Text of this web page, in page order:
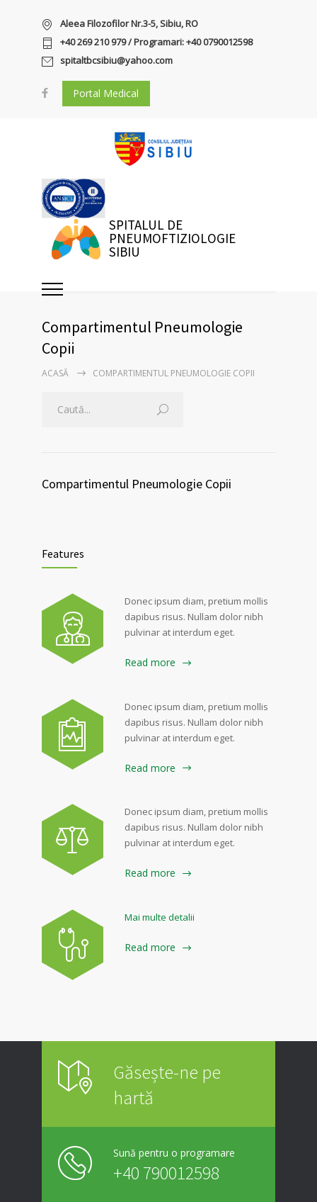
Aleea Filozofilor Nr.3-5, Sibiu, RO
+40 269 210 979 / Programari: +40 0790012598
spitaltbcsibiu@yahoo.com
Portal Medical
SPITALUL DE
PNEUMOFTIZIOLOGIE
SIBIU
Compartimentul Pneumologie
Copii
ACASĂ COMPARTIMENTUL PNEUMOLOGIE COPII
Compartimentul Pneumologie Copii
Features
Donec ipsum diam, pretium mollis
dapibus risus. Nullam dolor nibh
pulvinar at interdum eget.
Read more
Donec ipsum diam, pretium mollis
dapibus risus. Nullam dolor nibh
pulvinar at interdum eget.
Read more
Donec ipsum diam, pretium mollis
dapibus risus. Nullam dolor nibh
pulvinar at interdum eget.
Read more
Mai multe detalii
Read more
Găsește-ne pe
hartă
Sună pentru o programare
+40 790012598